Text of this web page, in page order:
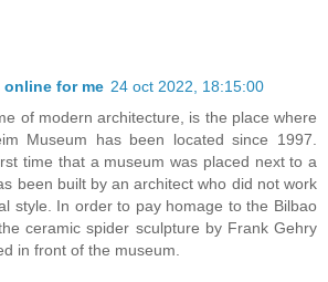
online for me 24 oct 2022, 18:15:00
of modern architecture, is the place where
Museum has been located since 1997.
time that a museum was placed next to a
been built by an architect who did not work
style. In order to pay homage to the Bilbao
ceramic spider sculpture by Frank Gehry
in front of the museum.